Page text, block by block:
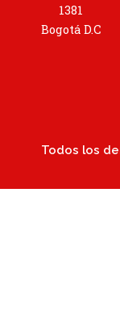
1381
Bogotá D.C
Todos los